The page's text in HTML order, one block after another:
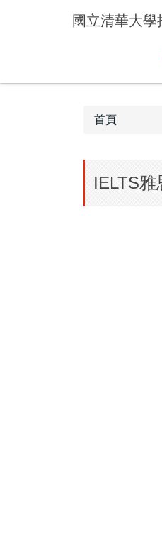
國立清華大
首頁
IELTS雅